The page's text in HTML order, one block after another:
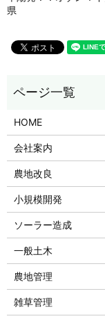
県
HOME
会社案内
農地改良
小規模開発
ソーラー造成
一般土木
農地管理
雑草管理